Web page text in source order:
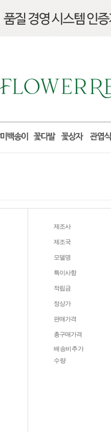
제조사
제조국
모델명
특이사항
적립금
정상가
판매가격
총구매가격
배송비추가
수량